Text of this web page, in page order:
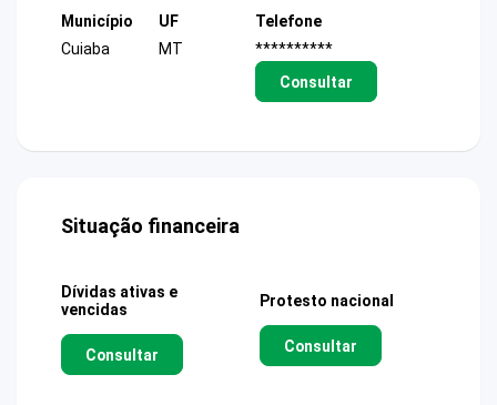
Município
Cuiaba
UF
MT
Telefone
**********
Consultar
Situação financeira
Dívidas ativas e
vencidas
Consultar
Protesto nacional
Consultar